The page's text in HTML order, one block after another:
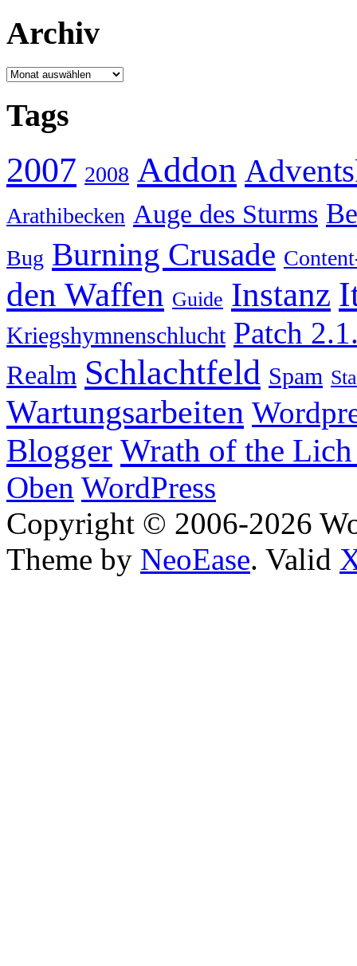
Archiv
Archiv
Tags
2007 2008 Addon
Arathibecken Auge des Sturms
Bug Burning Crusade
den Waffen Guide Instanz
Kriegshymnenschlucht Patch
Realm Schlachtfeld Spam
Wartungsarbeiten
Blogger Wrath of the
Oben WordPress
Copyright © 2006-2026
Theme by NeoEase. Valid